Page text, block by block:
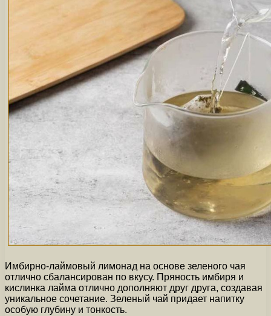
Имбирно-лаймовый лимонад на основе зеленого чая
отлично сбалансирован по вкусу. Пряность имбиря и
кислинка лайма отлично дополняют друг друга, создавая
уникальное сочетание. Зеленый чай придает напитку
особую глубину и тонкость.